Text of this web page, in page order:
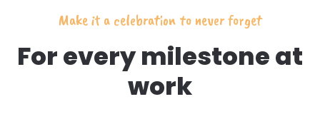
Make it a celebration to never forget
For every milestone at
work